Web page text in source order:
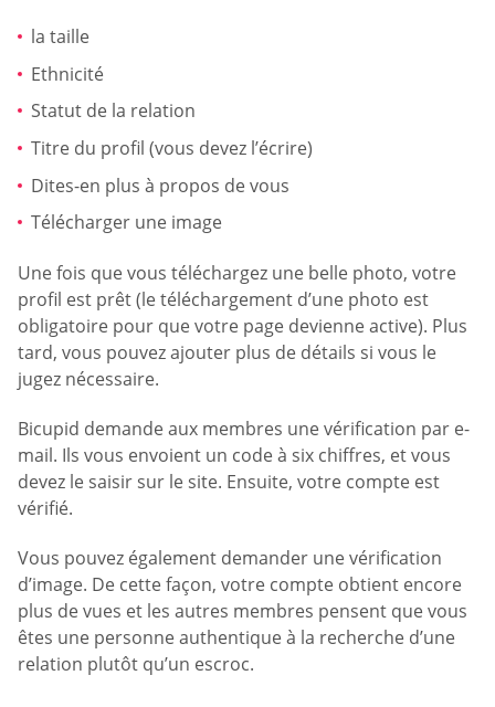
la taille
Ethnicité
Statut de la relation
Titre du profil (vous devez l’écrire)
Dites-en plus à propos de vous
Télécharger une image
Une fois que vous téléchargez une belle photo, votre
profil est prêt (le téléchargement d’une photo est
obligatoire pour que votre page devienne active). Plus
tard, vous pouvez ajouter plus de détails si vous le
jugez nécessaire.
Bicupid demande aux membres une vérification par e-
mail. Ils vous envoient un code à six chiffres, et vous
devez le saisir sur le site. Ensuite, votre compte est
vérifié.
Vous pouvez également demander une vérification
d’image. De cette façon, votre compte obtient encore
plus de vues et les autres membres pensent que vous
êtes une personne authentique à la recherche d’une
relation plutôt qu’un escroc.